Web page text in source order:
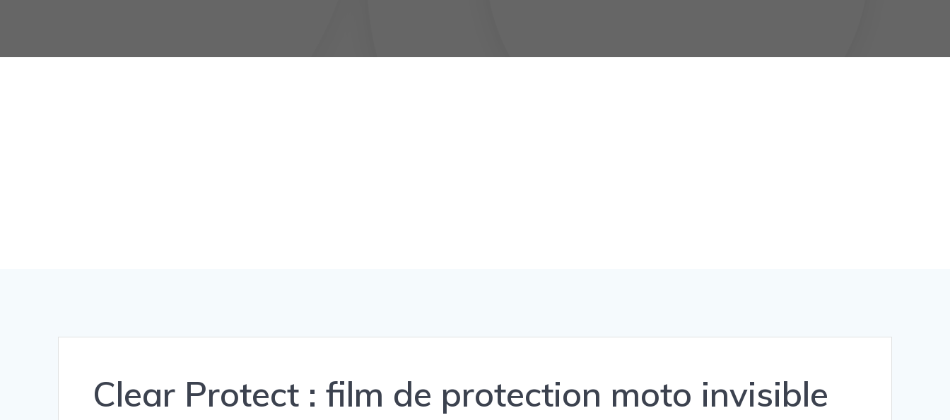
Clear Protect : film de protection moto invisible